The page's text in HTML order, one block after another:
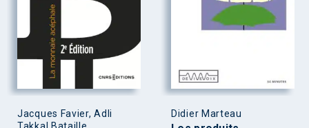
Jacques Favier, Adli
Didier Marteau